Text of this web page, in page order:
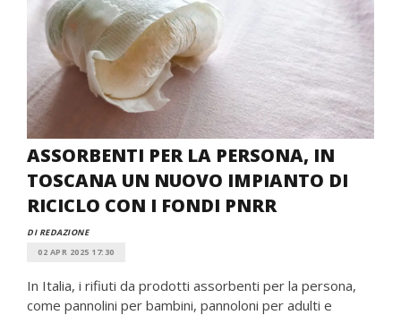
ASSORBENTI PER LA PERSONA, IN
TOSCANA UN NUOVO IMPIANTO DI
RICICLO CON I FONDI PNRR
DI REDAZIONE
02 APR 2025 17:30
In Italia, i rifiuti da prodotti assorbenti per la persona,
come pannolini per bambini, pannoloni per adulti e